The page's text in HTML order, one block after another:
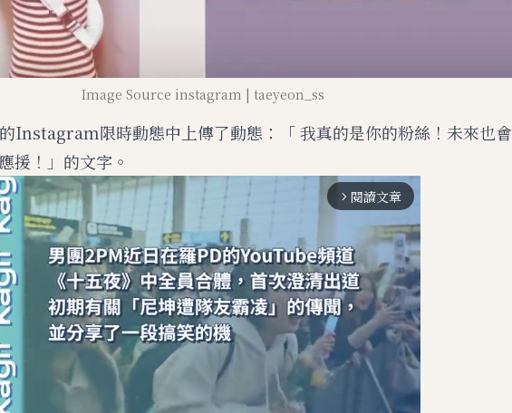
Image Source instagram | taeyeon_ss
Instagram限時動態中上傳了動態：「 我真的是你的粉絲！未來也會
援！」的文字。
arrow_forward_ios 閱讀文章